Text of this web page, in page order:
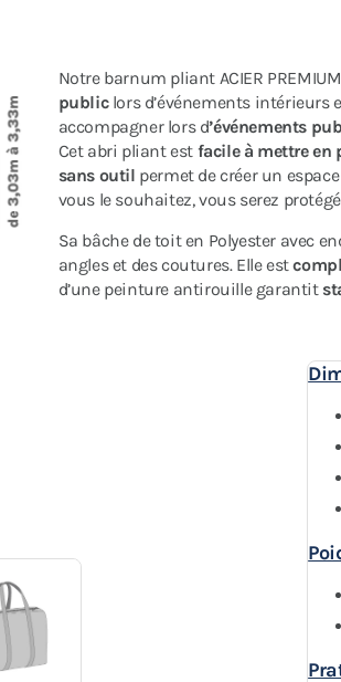
Notre barnum pliant ACIER
publiclors d’événements intérieurs
accompagner lors d’événements
Cet abri pliant est facile à mettre en
sans outil permet de créer un
vous le souhaitez, vous serez
Sa bâche de toit en Polyester avec
angles et des coutures. Elle est
d’une peinture antirouille garantit